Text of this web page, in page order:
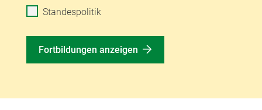
Standespolitik
Fortbildungen anzeigen